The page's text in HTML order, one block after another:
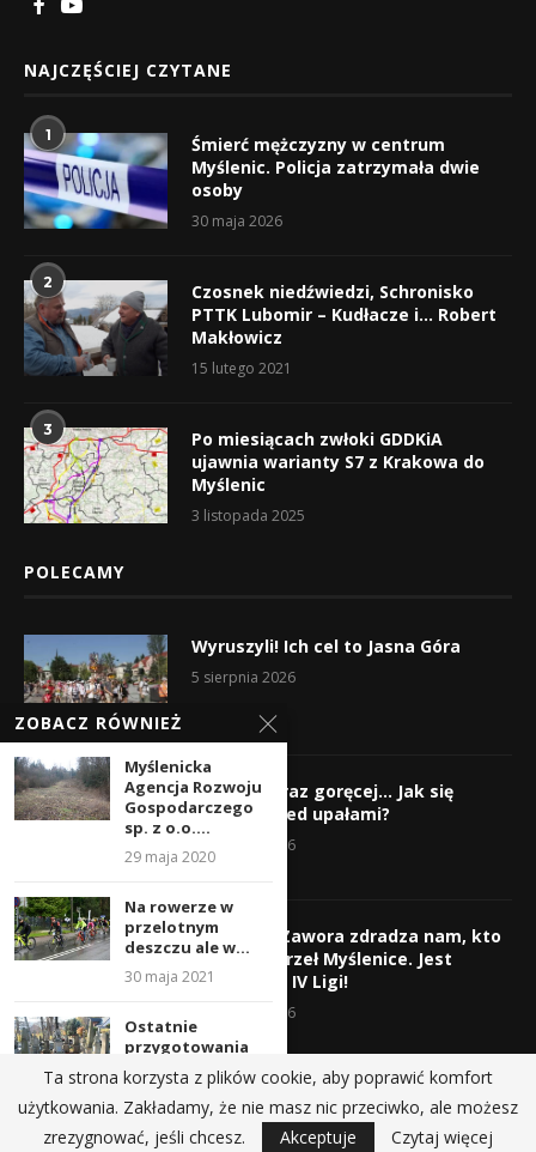
NAJCZĘŚCIEJ CZYTANE
1
Śmierć mężczyzny w centrum
Myślenic. Policja zatrzymała dwie
osoby
30 maja 2026
2
Czosnek niedźwiedzi, Schronisko
PTTK Lubomir – Kudłacze i… Robert
Makłowicz
15 lutego 2021
3
Po miesiącach zwłoki GDDKiA
ujawnia warianty S7 z Krakowa do
Myślenic
3 listopada 2025
POLECAMY
Wyruszyli! Ich cel to Jasna Góra
5 sierpnia 2026
Gorąco, coraz goręcej… Jak się
chronić przed upałami?
4 sierpnia 2026
Krzysztof Zawora zdradza nam, kto
wzmocni Orzeł Myślenice. Jest
nazwisko z IV Ligi!
3 sierpnia 2026
@2019 - All Right Reserved.
ZOBACZ RÓWNIEŻ
Myślenicka
Agencja Rozwoju
Gospodarczego
sp. z o.o....
29 maja 2020
Na rowerze w
przelotnym
deszczu ale w...
30 maja 2021
Ostatnie
przygotowania
do Wszystkich
Świętych i
Zaduszek....
31 października 2025
Ta strona korzysta z plików cookie, aby poprawić komfort
użytkowania. Zakładamy, że nie masz nic przeciwko, ale możesz
zrezygnować, jeśli chcesz.
Akceptuje Czytaj więcej